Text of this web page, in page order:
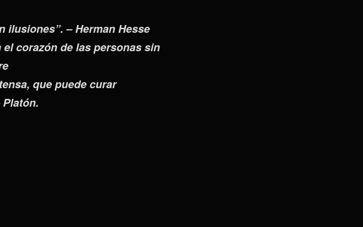
ilusiones”. – Herman Hesse
corazón de las personas sin
que puede curar